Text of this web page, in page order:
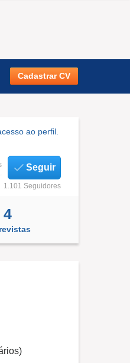
Cadastrar CV
ao perfil.
Seguir
1.101 Seguidores
4